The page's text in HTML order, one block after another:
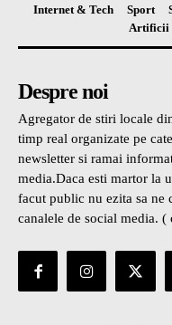
Internet & Tech
Sport
Artificii
Despre noi
Agregator de stiri locale
timp real organizate pe
newsletter si ramai
media.Daca esti martor la
facut public nu ezita sa ne
canalele de social media. (